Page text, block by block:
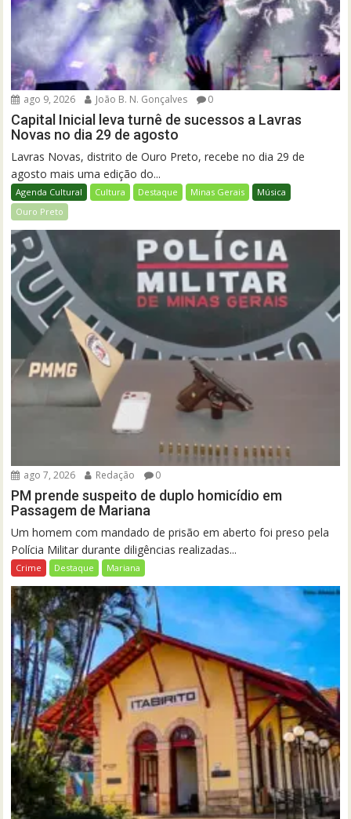
ago 9, 2026 João B. N. Gonçalves 0
Capital Inicial leva turnê de sucessos a Lavras
Novas no dia 29 de agosto
Lavras Novas, distrito de Ouro Preto, recebe no dia 29 de
agosto mais uma edição do...
Agenda Cultural Cultura Destaque Minas Gerais
Música
Ouro Preto
ago 7, 2026 Redação 0
PM prende suspeito de duplo homicídio em
Passagem de Mariana
Um homem com mandado de prisão em aberto foi preso pela
Polícia Militar durante diligências realizadas...
Crime Destaque Mariana